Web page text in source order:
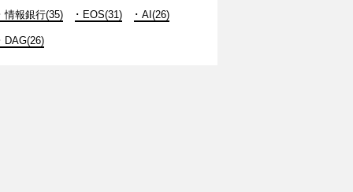
情報銀行(35) EOS(31) AI(26)
DAG(26)